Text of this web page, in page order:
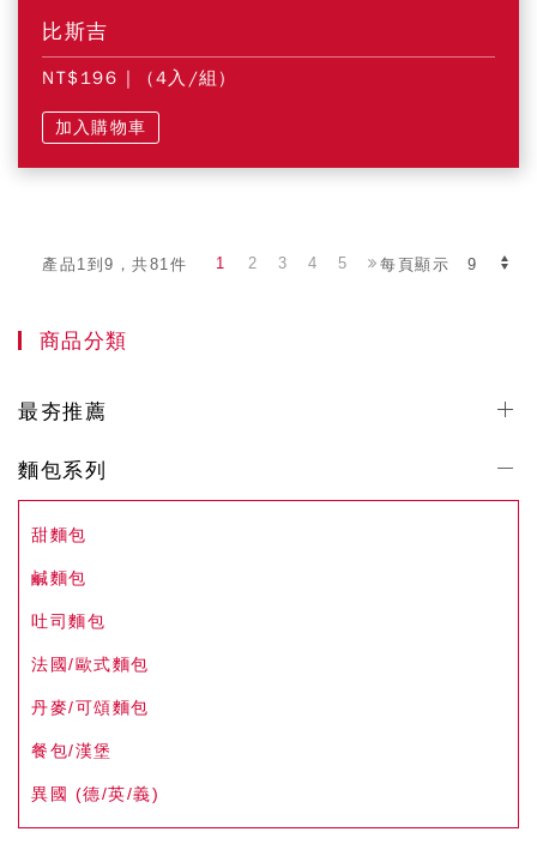
比斯吉
NT$196 | (4入/組)
加入購物車
產品1到9，共81件 每頁顯示
1 2 3 4 5
商品分類
最夯推薦
麵包系列
甜麵包
鹹麵包
吐司麵包
法國/歐式麵包
丹麥/可頌麵包
餐包/漢堡
異國 (德/英/義)